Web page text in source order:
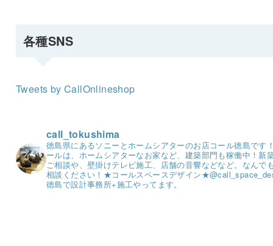
各種SNS
Tweets by CallOnlineshop
call_tokushima
徳島県にあるソニーとホームシアターのお店コール徳島です
ールは、ホームシアターなお家など、建築部門も稼働中！ 新
ご相談や、壁掛けテレビ施工、店舗の音響などなど。 なんで
相談ください！ ★コールスペースデザイン★
徳島で設計事務所+施工やってます。